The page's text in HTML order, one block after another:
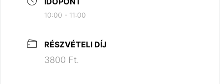
10:00 - 11:00
RÉSZVÉTELI DÍJ
3800 Ft.